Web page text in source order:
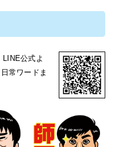
公式よ
常ワードま